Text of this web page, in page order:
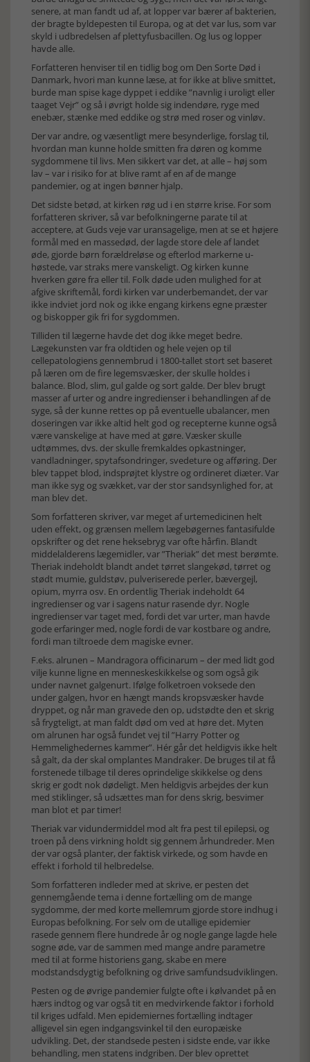
senere, at man fandt ud af, at lopper var bærer af bakterien,
der bragte byldepesten til Europa, og at det var lus, som var
skyld i udbredelsen af plettyfusbacillen. Og lus og lopper
havde alle.
Forfatteren henviser til en tidlig bog om Den Sorte Død i
Danmark, hvori man kunne læse, at for ikke at blive smittet,
burde man spise kage dyppet i eddike ”navnlig i uroligt eller
taaget Vejr” og så i øvrigt holde sig indendøre, ryge med
enebær, stænke med eddike og strø med roser og vinløv.
Der var andre, og væsentligt mere besynderlige, forslag til,
hvordan man kunne holde smitten fra døren og komme
sygdommene til livs. Men sikkert var det, at alle – høj som
lav – var i risiko for at blive ramt af en af de mange
pandemier, og at ingen bønner hjalp.
Det sidste betød, at kirken røg ud i en større krise. For som
forfatteren skriver, så var befolkningerne parate til at
acceptere, at Guds veje var uransagelige, men at se et højere
formål med en massedød, der lagde store dele af landet
øde, gjorde børn forældreløse og efterlod markerne u-
høstede, var straks mere vanskeligt. Og kirken kunne
hverken gøre fra eller til. Folk døde uden mulighed for at
afgive skriftemål, fordi kirken var underbemandet, der var
ikke indviet jord nok og ikke engang kirkens egne præster
og biskopper gik fri for sygdommen.
Tilliden til lægerne havde det dog ikke meget bedre.
Lægekunsten var fra oldtiden og hele vejen op til
cellepatologiens gennembrud i 1800-tallet stort set baseret
på læren om de fire legemsvæsker, der skulle holdes i
balance. Blod, slim, gul galde og sort galde. Der blev brugt
masser af urter og andre ingredienser i behandlingen af de
syge, så der kunne rettes op på eventuelle ubalancer, men
doseringen var ikke altid helt god og recepterne kunne også
være vanskelige at have med at gøre. Væsker skulle
udtømmes, dvs. der skulle fremkaldes opkastninger,
vandladninger, spytafsondringer, svedeture og afføring. Der
blev tappet blod, indsprøjtet klystre og ordineret diæter. Var
man ikke syg og svækket, var der stor sandsynlighed for, at
man blev det.
Som forfatteren skriver, var meget af urtemedicinen helt
uden effekt, og grænsen mellem lægebøgernes fantasifulde
opskrifter og det rene heksebryg var ofte hårfin. Blandt
middelalderens lægemidler, var ”Theriak” det mest berømte.
Theriak indeholdt blandt andet tørret slangekød, tørret og
stødt mumie, guldstøv, pulveriserede perler, bævergejl,
opium, myrra osv. En ordentlig Theriak indeholdt 64
ingredienser og var i sagens natur rasende dyr. Nogle
ingredienser var taget med, fordi det var urter, man havde
gode erfaringer med, nogle fordi de var kostbare og andre,
fordi man tiltroede dem magiske evner.
F.eks. alrunen – Mandragora officinarum – der med lidt god
vilje kunne ligne en menneskeskikkelse og som også gik
under navnet galgenurt. Ifølge folketroen voksede den
under galgen, hvor en hængt mands kropsvæsker havde
dryppet, og når man gravede den op, udstødte den et skrig
så frygteligt, at man faldt død om ved at høre det. Myten
om alrunen har også fundet vej til ”Harry Potter og
Hemmelighedernes kammer”. Hér går det heldigvis ikke helt
så galt, da der skal omplantes Mandraker. De bruges til at få
forstenede tilbage til deres oprindelige skikkelse og dens
skrig er godt nok dødeligt. Men heldigvis arbejdes der kun
med stiklinger, så udsættes man for dens skrig, besvimer
man blot et par timer!
Theriak var vidundermiddel mod alt fra pest til epilepsi, og
troen på dens virkning holdt sig gennem århundreder. Men
der var også planter, der faktisk virkede, og som havde en
effekt i forhold til helbredelse.
Som forfatteren indleder med at skrive, er pesten det
gennemgående tema i denne fortælling om de mange
sygdomme, der med korte mellemrum gjorde store indhug i
Europas befolkning. For selv om de utallige epidemier
rasede gennem flere hundrede år og nogle gange lagde hele
sogne øde, var de sammen med mange andre parametre
med til at forme historiens gang, skabe en mere
modstandsdygtig befolkning og drive samfundsudviklingen.
Pesten og de øvrige pandemier fulgte ofte i kølvandet på en
hærs indtog og var også tit en medvirkende faktor i forhold
til kriges udfald. Men epidemiernes fortælling indtager
alligevel sin egen indgangsvinkel til den europæiske
udvikling. Det, der standsede pesten i sidste ende, var ikke
behandling, men statens indgriben. Der blev oprettet